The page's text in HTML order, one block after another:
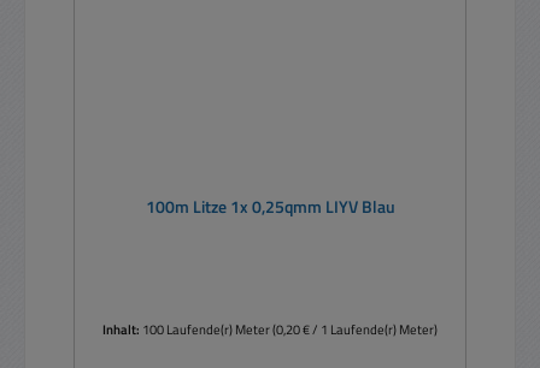
100m Litze 1x 0,25qmm LIYV Blau
Inhalt: 100 Laufende(r) Meter(0,20 € / 1 Laufende(r) Meter)